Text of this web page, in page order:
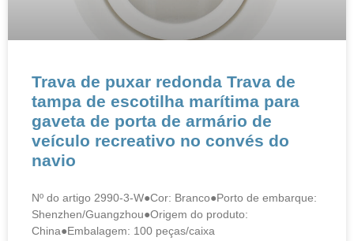
Trava de puxar redonda Trava de
tampa de escotilha marítima para
gaveta de porta de armário de
veículo recreativo no convés do
navio
Nº do artigo 2990-3-W●Cor: Branco●Porto de embarque:
Shenzhen/Guangzhou●Origem do produto:
China●Embalagem: 100 peças/caixa